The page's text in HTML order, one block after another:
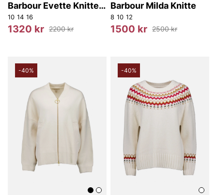
Barbour Evette Knitted
Hoodie
10 14 16
1320 kr 2200 kr
Barbour Milda Knitte
8 10 12
1500 kr 2500 kr
-40% -40%